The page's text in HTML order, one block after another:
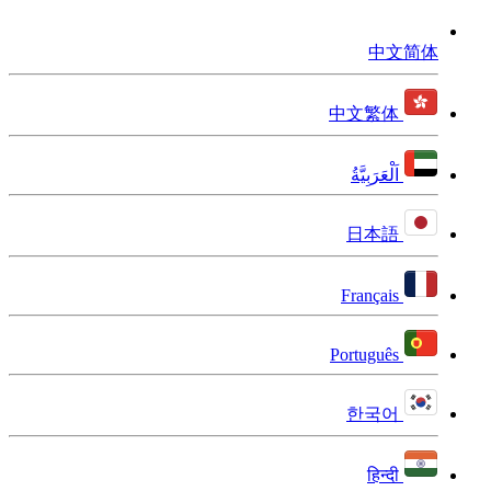
中文简体
中文繁体
اَلْعَرَبِيَّةُ
日本語
Français
Português
한국어
हिन्दी